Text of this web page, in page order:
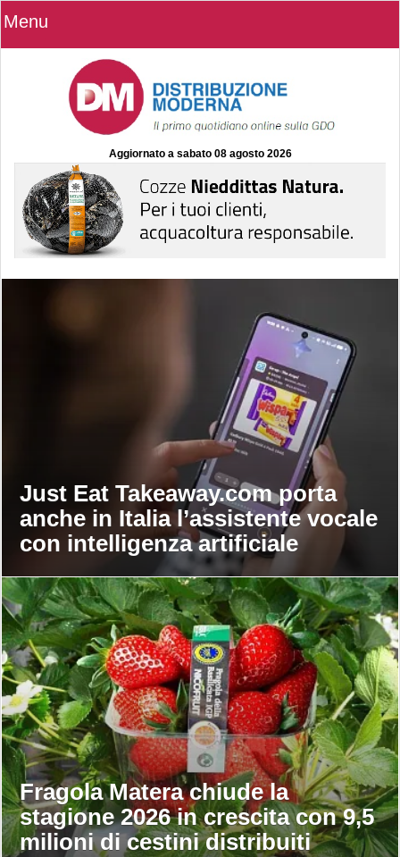
Menu
Aggiornato a sabato 08 agosto 2026
Just Eat Takeaway.com porta
anche in Italia l’assistente vocale
con intelligenza artificiale
Fragola Matera chiude la
stagione 2026 in crescita con 9,5
milioni di cestini distribuiti